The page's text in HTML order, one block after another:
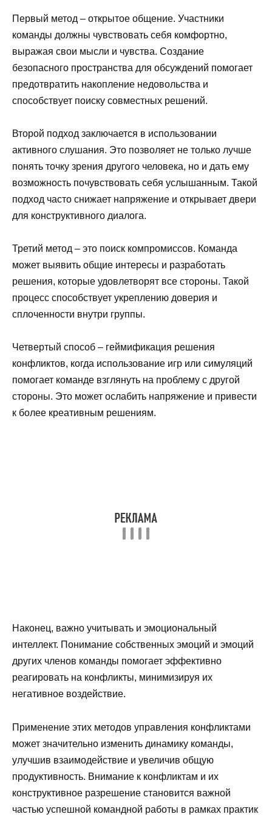
Первый метод – открытое общение. Участники
команды должны чувствовать себя комфортно,
выражая свои мысли и чувства. Создание
безопасного пространства для обсуждений помогает
предотвратить накопление недовольства и
способствует поиску совместных решений.
Второй подход заключается в использовании
активного слушания. Это позволяет не только лучше
понять точку зрения другого человека, но и дать ему
возможность почувствовать себя услышанным. Такой
подход часто снижает напряжение и открывает двери
для конструктивного диалога.
Третий метод – это поиск компромиссов. Команда
может выявить общие интересы и разработать
решения, которые удовлетворят все стороны. Такой
процесс способствует укреплению доверия и
сплоченности внутри группы.
Четвертый способ – геймификация решения
конфликтов, когда использование игр или симуляций
помогает команде взглянуть на проблему с другой
стороны. Это может ослабить напряжение и привести
к более креативным решениям.
Наконец, важно учитывать и эмоциональный
интеллект. Понимание собственных эмоций и эмоций
других членов команды помогает эффективно
реагировать на конфликты, минимизируя их
негативное воздействие.
Применение этих методов управления конфликтами
может значительно изменить динамику команды,
улучшив взаимодействие и увеличив общую
продуктивность. Внимание к конфликтам и их
конструктивное разрешение становится важной
частью успешной командной работы в рамках практик